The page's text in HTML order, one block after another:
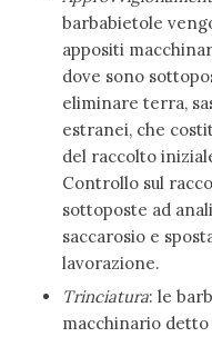
barbabietole
appositi
dove sono
eliminare terra,
estranei, che
del raccolto
Controllo sul
sottoposte ad
saccarosio e
lavorazione.
Trinciatura: le
macchinario detto